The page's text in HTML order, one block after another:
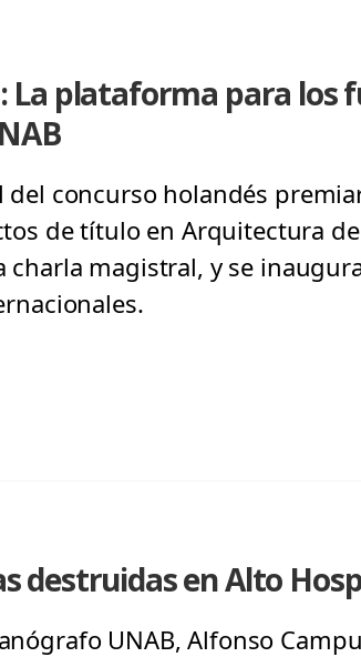
La plataforma para los
del concurso holandés
de título en Arquitectura
charla magistral, y se
destruidas en Alto
UNAB, Alfonso